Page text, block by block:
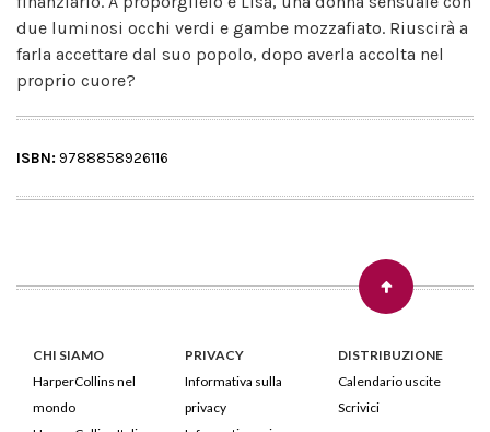
due luminosi occhi verdi e gambe mozzafiato. Riuscirà a
farla accettare dal suo popolo, dopo averla accolta nel
proprio cuore?
ISBN: 9788858926116
CHI SIAMO
HarperCollins nel
mondo
PRIVACY
Informativa sulla
privacy
DISTRIBUZIONE
Calendario uscite
Scrivici